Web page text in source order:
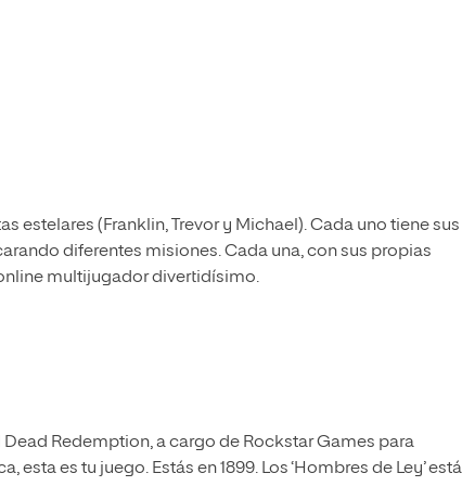
estelares (Franklin, Trevor y Michael). Cada uno tiene sus
diferentes misiones. Cada una, con sus propias
multijugador divertidísimo.
Redemption, a cargo de Rockstar Games para
esta es tu juego. Estás en 1899. Los ‘Hombres de Ley’